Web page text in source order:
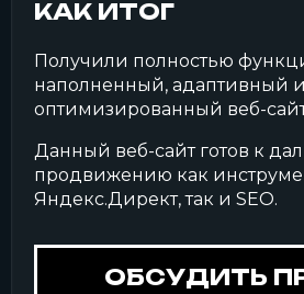
КАК ИТОГ
Получили полностью
наполненный, адаптивный и
оптимизированный веб-
Данный веб-сайт готов к
продвижению как
Яндекс.Директ, так и SEO.
ОБСУДИТЬ